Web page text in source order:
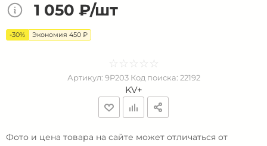
1 050 ₽/шт
-30% Экономия 450 ₽
☆ ☆ ☆ ☆ ☆
★ ★ ★ ★ ★
Артикул: 9P203 Код поиска: 22192
KV+
Фото и цена товара на сайте может отличаться от